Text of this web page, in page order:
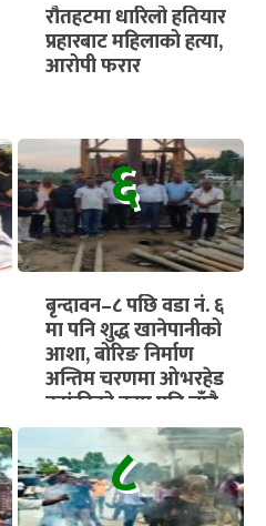
रौतहटमा धारिलो हतियार
प्रहारबाट महिलाको हत्या,
आरोपी फरार
६
बृन्दावन–८ पछि वडा नं. ६
मा पनि शुद्ध खानेपानीको
आशा, बोरिङ निर्माण
अन्तिम चरणमा ओभरहेड
ट्यांकीको काम पनि चाँडै
सुरु हुने ८